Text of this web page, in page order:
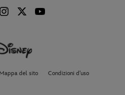
Mappa del sito Condizioni d'uso